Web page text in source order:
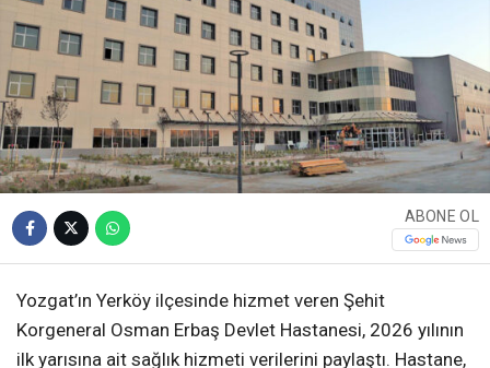
ABONE OL
Yozgat’ın Yerköy ilçesinde hizmet veren Şehit
Korgeneral Osman Erbaş Devlet Hastanesi, 2026 yılının
ilk yarısına ait sağlık hizmeti verilerini paylaştı. Hastane,